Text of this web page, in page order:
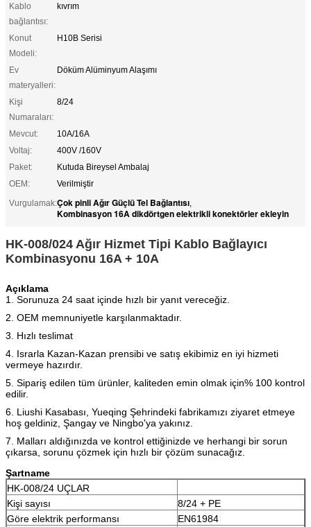
Kablo
bağlantısı:
kıvrım
Konut
Modeli:
H10B Serisi
Ev
materyalleri:
Döküm Alüminyum Alaşımı
Kişi
Numaraları:
8/24
Mevcut:
10A/16A
Voltaj:
400V /160V
Paket:
Kutuda Bireysel Ambalaj
OEM:
Verilmiştir
Vurgulamak:Çok pinli Ağır Güçlü Tel Bağlantısı,
Kombinasyon 16A dikdörtgen elektrikli konektörler ekleyin
HK-008/024 Ağır Hizmet Tipi Kablo Bağlayıcı
Kombinasyonu 16A + 10A
Açıklama
1. Sorunuza 24 saat içinde hızlı bir yanıt vereceğiz.
2. OEM memnuniyetle karşılanmaktadır.
3. Hızlı teslimat
4. Israrla Kazan-Kazan prensibi ve satış ekibimiz en iyi hizmeti
vermeye hazırdır.
5. Sipariş edilen tüm ürünler, kaliteden emin olmak için% 100 kontrol
edilir.
6. Liushi Kasabası, Yueqing Şehrindeki fabrikamızı ziyaret etmeye
hoş geldiniz, Şangay ve Ningbo'ya yakınız.
7. Malları aldığınızda ve kontrol ettiğinizde ve herhangi bir sorun
çıkarsa, sorunu çözmek için hızlı bir çözüm sunacağız.
Şartname
HK-008/24 UÇLAR
Kişi sayısı
8/24 + PE
Göre elektrik performansı
EN61984